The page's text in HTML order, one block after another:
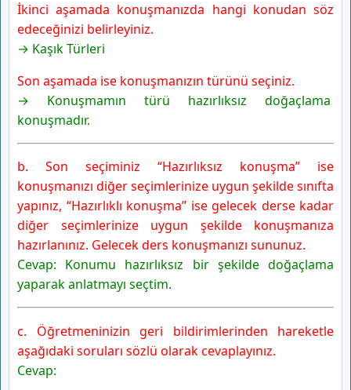
İkinci aşamada konuşmanızda hangi konudan söz
edeceğinizi belirleyiniz.
→ Kaşık Türleri
Son aşamada ise konuşmanızın türünü seçiniz.
→ Konuşmamın türü hazırlıksız doğaçlama
konuşmadır.
b. Son seçiminiz “Hazırlıksız konuşma” ise
konuşmanızı diğer seçimlerinize uygun şekilde sınıfta
yapınız, “Hazırlıklı konuşma” ise gelecek derse kadar
diğer seçimlerinize uygun şekilde konuşmanıza
hazırlanınız. Gelecek ders konuşmanızı sununuz.
Cevap: Konumu hazırlıksız bir şekilde doğaçlama
yaparak anlatmayı seçtim.
c. Öğretmeninizin geri bildirimlerinden hareketle
aşağıdaki soruları sözlü olarak cevaplayınız.
Cevap: